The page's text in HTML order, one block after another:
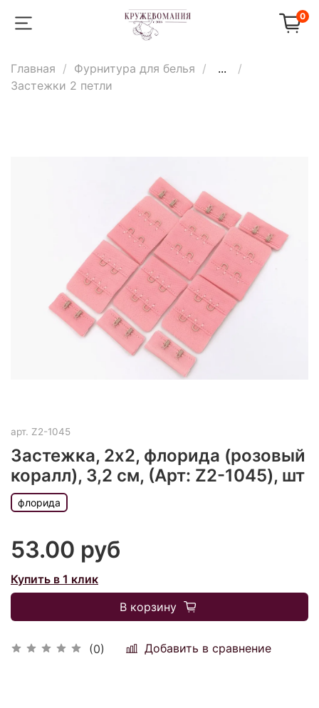
0
Главная Фурнитура для белья
...
Застежки 2 петли
арт. Z2-1045
Застежка, 2x2, флорида (розовый
коралл), 3,2 см, (Арт: Z2-1045), шт
(0) Добавить в сравнение
флорида
53.00 руб
Купить в 1 клик
В корзину